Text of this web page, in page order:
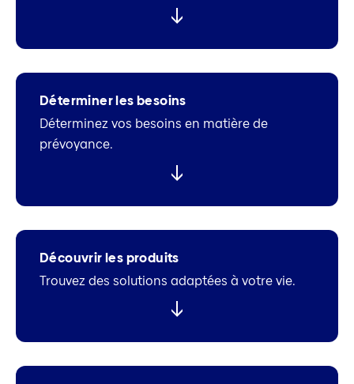
Déterminer les besoins
Déterminez vos besoins en matière de
prévoyance.
Découvrir les produits
Trouvez des solutions adaptées à votre vie.